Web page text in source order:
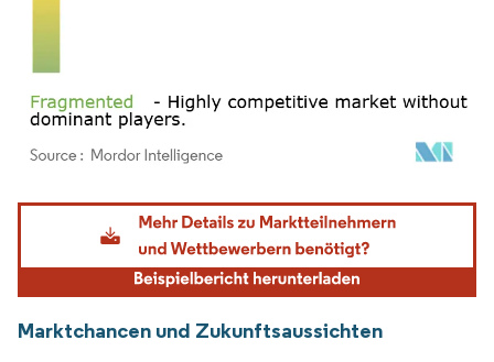
Bild © Mordor Intelligence. Wiederverwendung erfordert Namensnennung gemäß
Marktchancen und Zukunftsaussichten